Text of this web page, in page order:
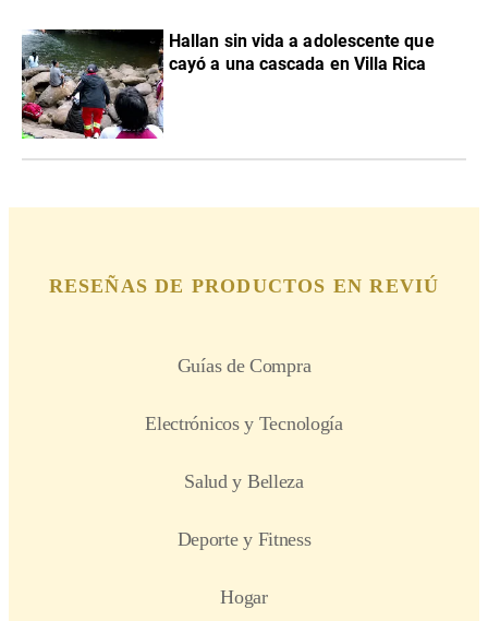
Hallan sin vida a adolescente que
cayó a una cascada en Villa Rica